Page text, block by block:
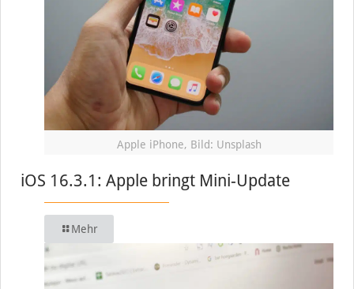
Apple iPhone, Bild: Unsplash
iOS 16.3.1: Apple bringt Mini-Update
Mehr